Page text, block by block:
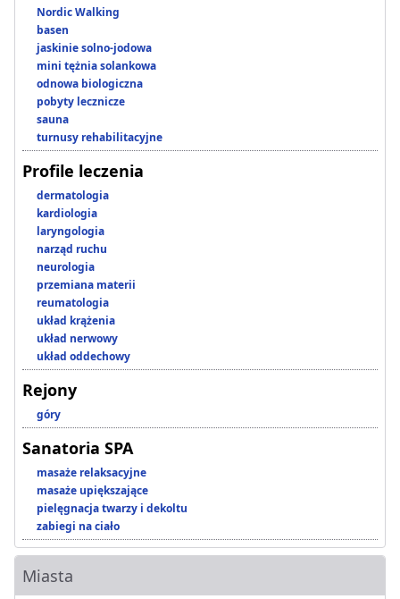
Nordic Walking
basen
jaskinie solno-jodowa
mini tężnia solankowa
odnowa biologiczna
pobyty lecznicze
sauna
turnusy rehabilitacyjne
Profile leczenia
dermatologia
kardiologia
laryngologia
narząd ruchu
neurologia
przemiana materii
reumatologia
układ krążenia
układ nerwowy
układ oddechowy
Rejony
góry
Sanatoria SPA
masaże relaksacyjne
masaże upiększające
pielęgnacja twarzy i dekoltu
zabiegi na ciało
Miasta